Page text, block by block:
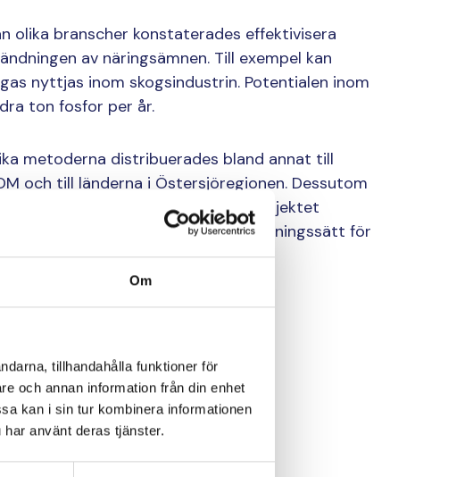
Om
tillhandahålla funktioner för
och annan information från din enhet
kan i sin tur kombinera informationen
använt deras tjänster.
olika branscher konstaterades effektivisera
av näringsämnen. Till exempel kan
nyttjas inom skogsindustrin. Potentialen inom
ton fosfor per år.
metoderna distribuerades bland annat till
och till länderna i Östersjöregionen. Dessutom
som offentliggjordes av projektet
och föreslog även utveckling av styrningssätt för
av
att delta i